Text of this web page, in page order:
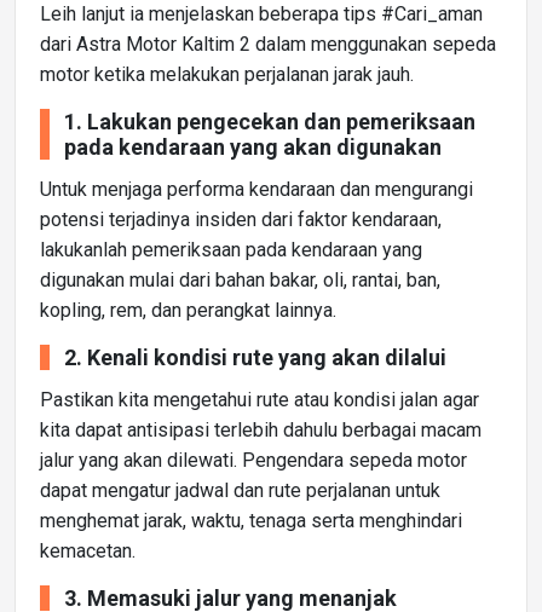
Leih lanjut ia menjelaskan beberapa tips #Cari_aman
dari Astra Motor Kaltim 2 dalam menggunakan sepeda
motor ketika melakukan perjalanan jarak jauh.
1. Lakukan pengecekan dan pemeriksaan
pada kendaraan yang akan digunakan
Untuk menjaga performa kendaraan dan mengurangi
potensi terjadinya insiden dari faktor kendaraan,
lakukanlah pemeriksaan pada kendaraan yang
digunakan mulai dari bahan bakar, oli, rantai, ban,
kopling, rem, dan perangkat lainnya.
2. Kenali kondisi rute yang akan dilalui
Pastikan kita mengetahui rute atau kondisi jalan agar
kita dapat antisipasi terlebih dahulu berbagai macam
jalur yang akan dilewati. Pengendara sepeda motor
dapat mengatur jadwal dan rute perjalanan untuk
menghemat jarak, waktu, tenaga serta menghindari
kemacetan.
3. Memasuki jalur yang menanjak